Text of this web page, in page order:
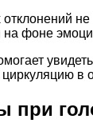
фоне
в
при